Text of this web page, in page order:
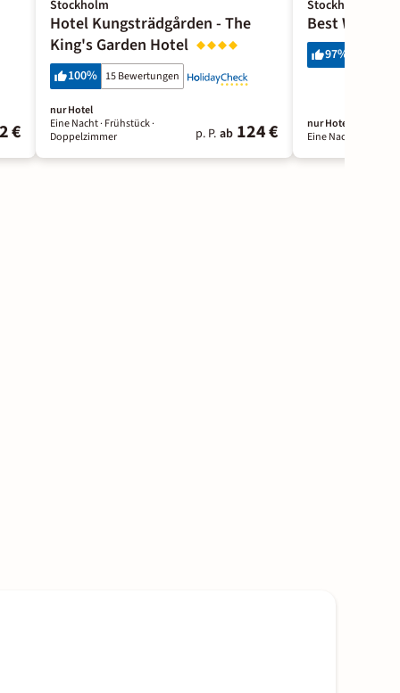
€
Stockholm
Hotel Kungsträdgården - The
King's Garden Hotel
100% 15 Bewertungen
nur Hotel
Eine Nacht· Frühstück·
Doppelzimmer
p. P. ab 124 €
Stockholm
Best
97%
nur Hotel
Eine Nacht